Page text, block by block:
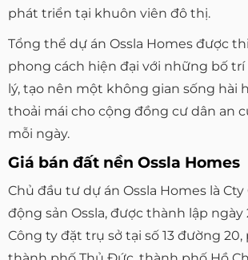
phát triển tại khuôn viên đô thị.
Tổng thể dự án Ossla Homes được
phong cách hiện đại với những bố trí
lý, tạo nên một không gian sống hài
thoải mái cho cộng đồng cư dân an
mỗi ngày.
Giá bán đất nền Ossla Homes
Chủ đầu tư dự án Ossla Homes là Cty
động sản Ossla, được thành lập ngày
Công ty đặt trụ sở tại số 13 đường